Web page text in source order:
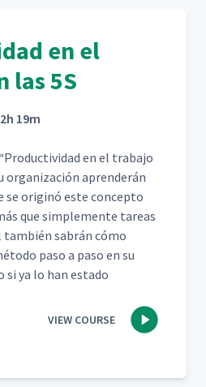
en el
las 5S
2h 19m
Pro­duc­tivi­dad en el tra­ba­jo
orga­ni­zación apren­derán
se orig­inó este con­cep­to
que sim­ple­mente tar­eas
sabrán cómo
paso a paso en su
ya lo han esta­do
VIEW COURSE